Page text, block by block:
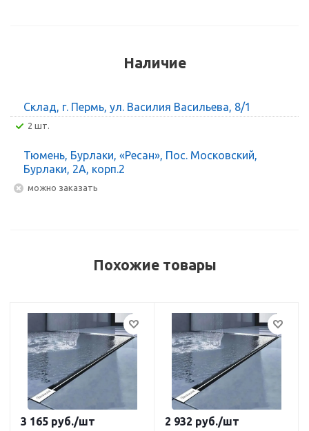
Наличие
Склад, г. Пермь, ул. Василия Васильева, 8/1
2 шт.
Тюмень, Бурлаки, «Ресан», Пос. Московский,
Бурлаки, 2А, корп.2
Можно заказать
Похожие товары
3 165 руб./шт 2 932 руб./шт